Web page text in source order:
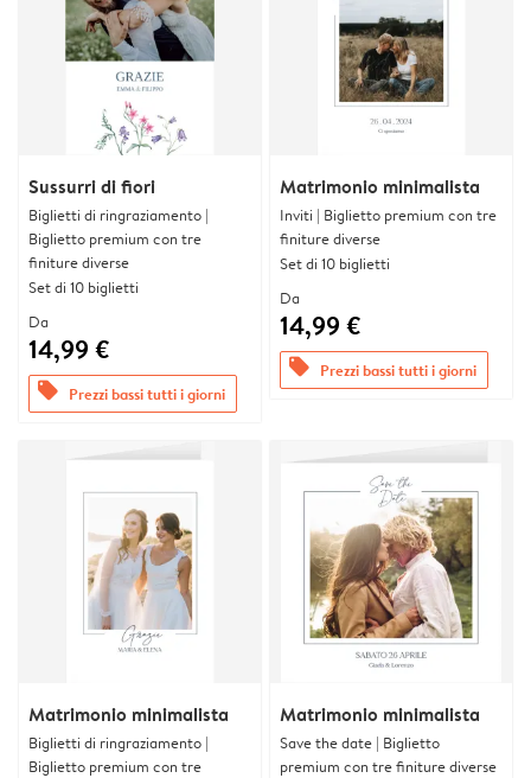
Sussurri di fiori
Biglietti di ringraziamento |
Biglietto premium con tre
finiture diverse
Set di 10 biglietti
Da
14,99 €
offers Prezzi bassi tutti i giorni
Matrimonio minimalista
Inviti | Biglietto premium con tre
finiture diverse
Set di 10 biglietti
Da
14,99 €
offers Prezzi bassi tutti i giorni
Matrimonio minimalista
Biglietti di ringraziamento |
Biglietto premium con tre
Matrimonio minimalista
Save the date | Biglietto
premium con tre finiture diverse